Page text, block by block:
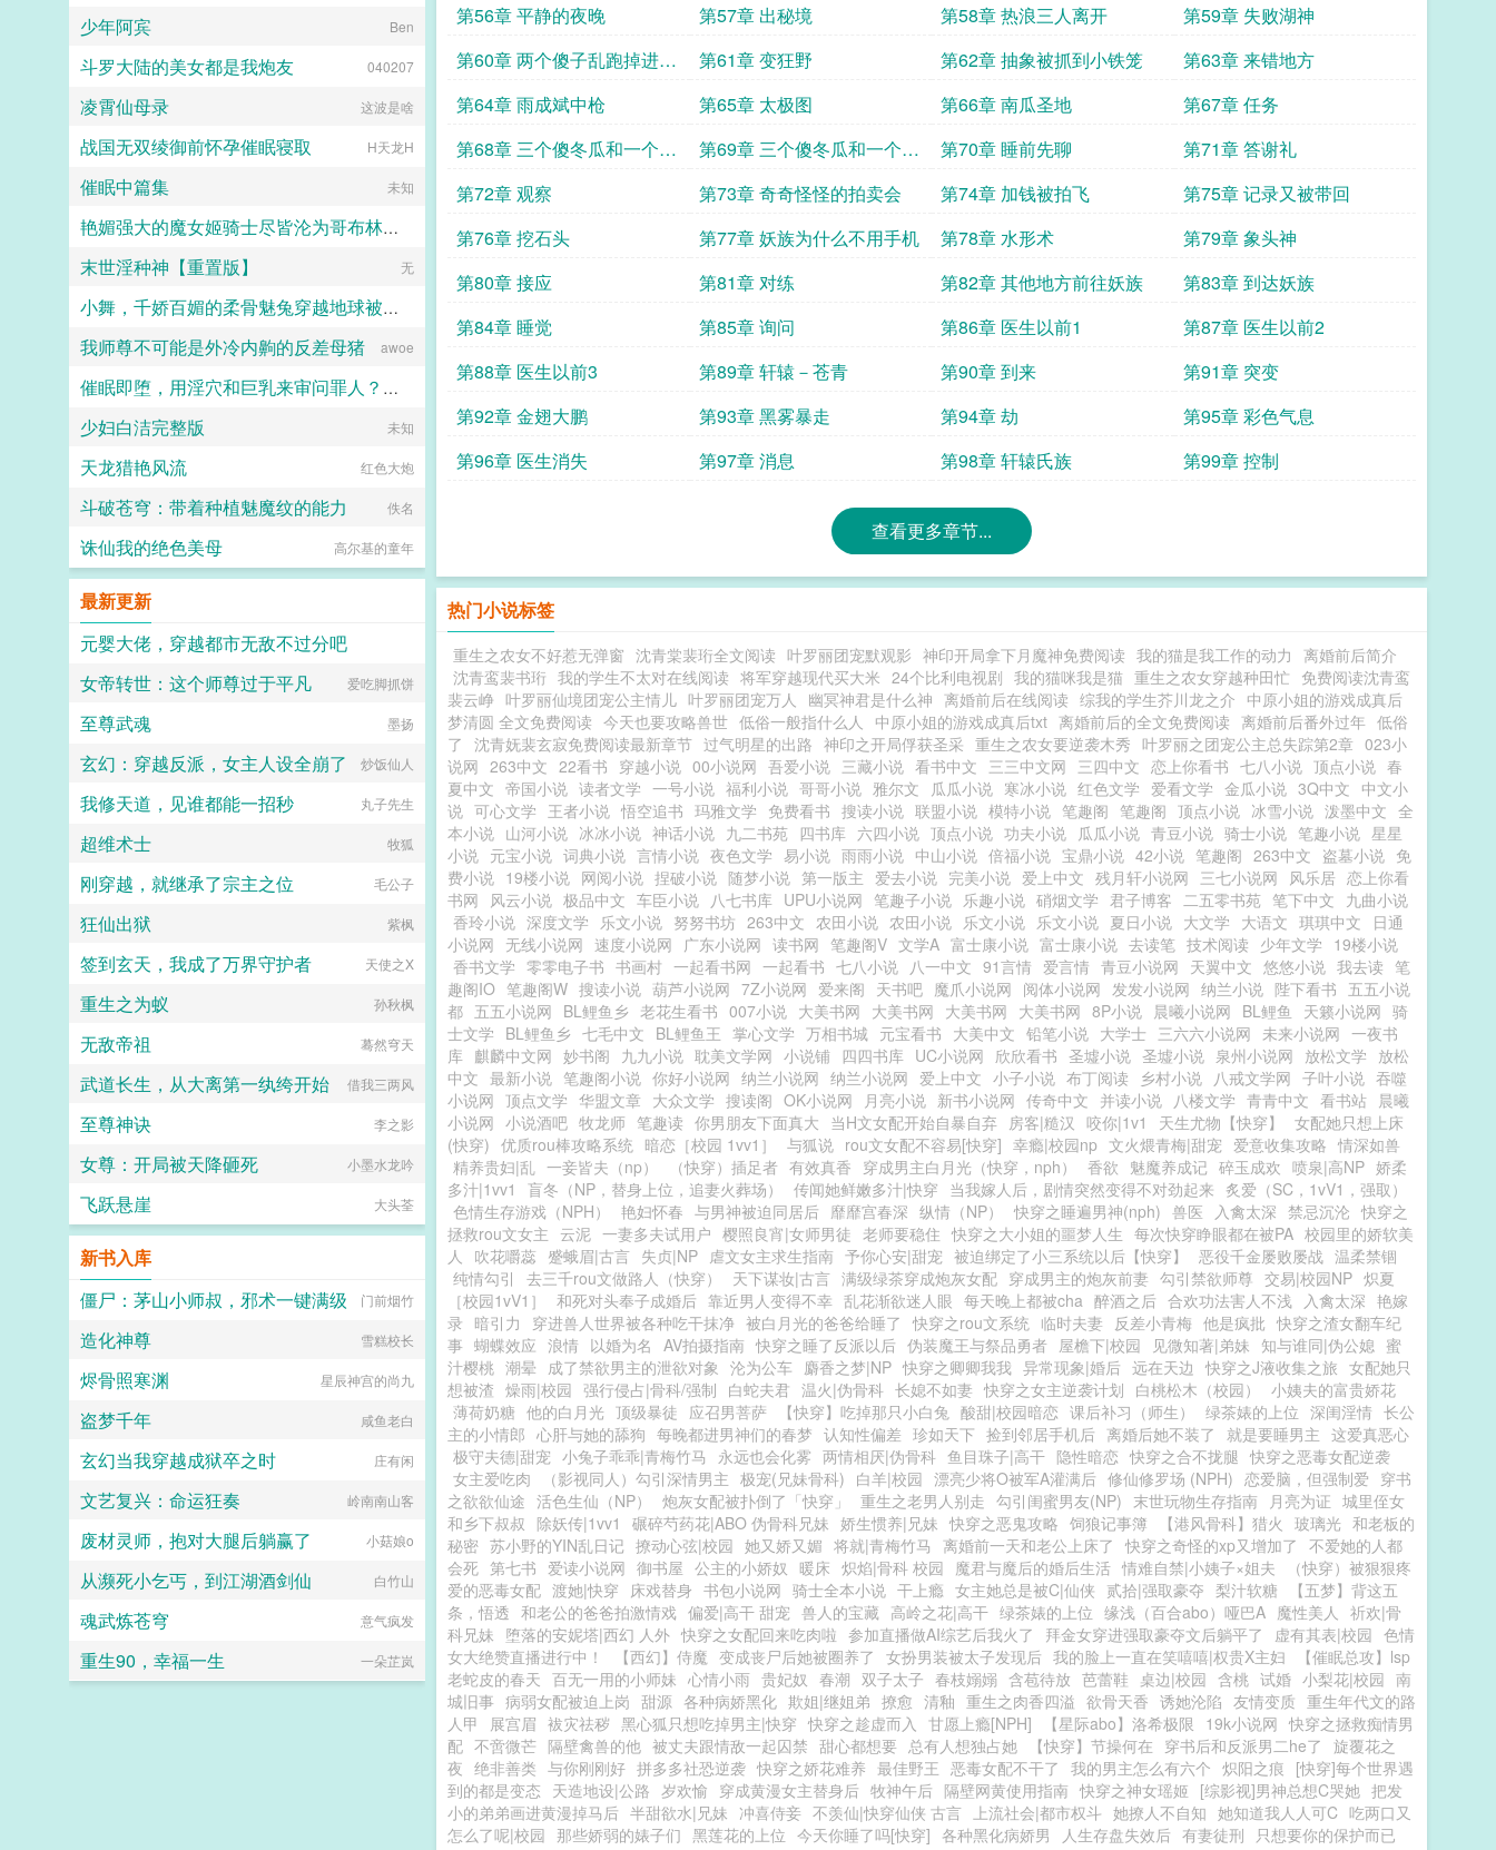
第56章 平静的夜晚
第57章 出秘境 第58章 热浪三人离开
第59章 失败湖神
第60章 两个傻子乱跑掉进洞
里
第61章 变狂野 第62章 抽象被抓到小铁笼
第63章 来错地方
第64章 雨成斌中枪
第65章 太极图 第66章 南瓜圣地
第67章 任务
第68章 三个傻冬瓜和一个大
忽悠1
第69章 三个傻冬瓜和一个大
忽悠2
第70章 睡前先聊
第71章 答谢礼
第72章 观察
第73章 奇奇怪怪的拍卖会 第74章 加钱被拍飞
第75章 记录又被带回
第76章 挖石头
第77章 妖族为什么不用手机 第78章 水形术
第79章 象头神
第80章 接应
第81章 对练 第82章 其他地方前往妖族
第83章 到达妖族
第84章 睡觉
第85章 询问 第86章 医生以前1
第87章 医生以前2
第88章 医生以前3
第89章 轩辕－苍青 第90章 到来
第91章 突变
第92章 金翅大鹏
第93章 黑雾暴走 第94章 劫
第95章 彩色气息
第96章 医生消失
第97章 消息 第98章 轩辕氏族 第99章 控制
查看更多章节...
热门小说标签
重生之农女不好惹无弹窗 沈青棠裴珩全文阅读 叶罗丽团宠默观影 神印开局拿下月魔神免费阅读 我的猫是我工作的动力 离婚前后简介
沈青鸾裴书珩 我的学生不太对在线阅读 将军穿越现代买大米 24个比利电视剧 我的猫咪我是猫 重生之农女穿越种田忙 免费阅读沈青鸾
裴云峥 叶罗丽仙境团宠公主情儿 叶罗丽团宠万人 幽冥神君是什么神 离婚前后在线阅读 综我的学生芥川龙之介 中原小姐的游戏成真后
梦清圆 全文免费阅读 今天也要攻略兽世 低俗一般指什么人 中原小姐的游戏成真后txt 离婚前后的全文免费阅读 离婚前后番外过年 低俗
了 沈青妩裴玄寂免费阅读最新章节 过气明星的出路 神印之开局俘获圣采 重生之农女要逆袭木秀 叶罗丽之团宠公主总失踪第2章 023小
说网 263中文 22看书 穿越小说 00小说网 吾爱小说 三藏小说 看书中文 三三中文网 三四中文 恋上你看书 七八小说 顶点小说 春
夏中文 帝国小说 读者文学 一号小说 福利小说 哥哥小说 雅尔文 瓜瓜小说 寒冰小说 红色文学 爱看文学 金瓜小说 3Q中文 中文小
说 可心文学 王者小说 悟空追书 玛雅文学 免费看书 搜读小说 联盟小说 模特小说 笔趣阁 笔趣阁 顶点小说 冰雪小说 泼墨中文 全
本小说 山河小说 冰冰小说 神话小说 九二书苑 四书库 六四小说 顶点小说 功夫小说 瓜瓜小说 青豆小说 骑士小说 笔趣小说 星星
小说 元宝小说 词典小说 言情小说 夜色文学 易小说 雨雨小说 中山小说 倍福小说 宝鼎小说 42小说 笔趣阁 263中文 盗墓小说 免
费小说 19楼小说 网阅小说 捏破小说 随梦小说 第一版主 爱去小说 完美小说 爱上中文 残月轩小说网 三七小说网 风乐居 恋上你看
书网
风云小说 极品中文 车臣小说 八七书库 UPU小说网 笔趣子小说 乐趣小说 硝烟文学 君子博客 二五零书苑 笔下中文 九曲小说
香玲小说 深度文学 乐文小说 努努书坊 263中文 农田小说 农田小说 乐文小说 乐文小说 夏日小说 大文学 大语文 琪琪中文
日通
小说网 无线小说网 速度小说网 广东小说网 读书网 笔趣阁V 文学A 富士康小说 富士康小说 去读笔 技术阅读 少年文学 19楼小说
香书文学 零零电子书 书画村 一起看书网 一起看书 七八小说 八一中文 91言情 爱言情 青豆小说网 天翼中文 悠悠小说 我去读 笔
趣阁IO 笔趣阁W 搜读小说 葫芦小说网 7Z小说网 爱来阁 天书吧 魔爪小说网 阅体小说网 发发小说网 纳兰小说 陛下看书 五五小说
都 五五小说网 BL鲤鱼乡 老花生看书 007小说 大美书网 大美书网 大美书网 大美书网 8P小说 晨曦小说网 BL鲤鱼 天籁小说网 骑
士文学 BL鲤鱼乡 七毛中文 BL鲤鱼王 掌心文学 万相书城 元宝看书 大美中文 铅笔小说 大学士 三六六小说网 未来小说网 一夜书
库 麒麟中文网 妙书阁 九九小说 耽美文学网 小说铺 四四书库 UC小说网 欣欣看书 圣墟小说 圣墟小说 泉州小说网 放松文学 放松
中文 最新小说 笔趣阁小说 你好小说网 纳兰小说网 纳兰小说网 爱上中文 小子小说 布丁阅读 乡村小说 八戒文学网 子叶小说 吞噬
小说网 顶点文学 华盟文章 大众文学 搜读阁 OK小说网 月亮小说 新书小说网 传奇中文 并读小说 八楼文学 青青中文 看书站 晨曦
小说网 小说酒吧 牧龙师 笔趣读 你男朋友下面真大 当H文女配开始自暴自弃 房客|糙汉 咬你|1v1 天生尤物【快穿】
女配她只想上床
(快穿) 优质rou棒攻略系统 暗恋［校园 1vv1］ 与狐说 rou文女配不容易[快穿] 幸瘾|校园np 文火煨青梅|甜宠 爱意收集攻略 情深如兽
精养贵妇|乱 一妾皆夫（np） （快穿）插足者 有效真香 穿成男主白月光（快穿，nph） 香欲 魅魔养成记 碎玉成欢 喷泉|高NP 娇柔
多汁|1vv1
盲冬（NP，替身上位，追妻火葬场） 传闻她鲜嫩多汁|快穿 当我嫁人后，剧情突然变得不对劲起来 炙爱（SC，1vV1，强取）
色情生存游戏（NPH）
艳妇怀春 与男神被迫同居后 靡靡宫春深 纵情（NP） 快穿之睡遍男神(nph) 兽医 入禽太深 禁忌沉沦 快穿之
拯救rou文女主 云泥 一妻多夫试用户 樱照良宵|女师男徒 老师要稳住 快穿之大小姐的噩梦人生 每次快穿睁眼都在被PA 校园里的娇软美
人
吹花嚼蕊 蹙蛾眉|古言 失贞|NP 虐文女主求生指南 予你心安|甜宠 被迫绑定了小三系统以后【快穿】 恶役千金屡败屡战 温柔禁锢
纯情勾引
去三千rou文做路人（快穿） 天下谋妆|古言 满级绿茶穿成炮灰女配 穿成男主的炮灰前妻 勾引禁欲师尊 交易|校园NP 炽夏
［校园1vV1］
和死对头奉子成婚后 靠近男人变得不幸 乱花渐欲迷人眼 每天晚上都被cha 醉酒之后 合欢功法害人不浅 入禽太深 艳嫁
录 暗引力 穿进兽人世界被各种吃干抹净 被白月光的爸爸给睡了 快穿之rou文系统 临时夫妻 反差小青梅 他是疯批 快穿之渣女翻车纪
事 蝴蝶效应 浪情 以婚为名 AV拍摄指南 快穿之睡了反派以后 伪装魔王与祭品勇者 屋檐下|校园 见微知著|弟妹 知与谁同|伪公媳 蜜
汁樱桃 潮晕 成了禁欲男主的泄欲对象 沦为公车 麝香之梦|NP 快穿之卿卿我我 异常现象|婚后 远在天边 快穿之J液收集之旅 女配她只
想被渣 燥雨|校园 强行侵占|骨科/强制 白蛇夫君 温火|伪骨科 长媳不如妻 快穿之女主逆袭计划 白桃松木（校园）
小姨夫的富贵娇花
薄荷奶糖 他的白月光 顶级暴徒 应召男菩萨 【快穿】吃掉那只小白兔 酸甜|校园暗恋 课后补习（师生） 绿茶婊的上位 深闺淫情 长公
主的小情郎 心肝与她的舔狗 每晚都进男神们的春梦 认知性偏差 珍如天下 捡到邻居手机后 离婚后她不装了 就是要睡男主 这爱真恶心
极守夫德|甜宠 小兔子乖乖|青梅竹马 永远也会化雾 两情相厌|伪骨科 鱼目珠子|高干 隐性暗恋 快穿之合不拢腿 快穿之恶毒女配逆袭
女主爱吃肉
（影视同人）勾引深情男主 极宠(兄妹骨科) 白羊|校园 漂亮少将O被军A灌满后 修仙修罗场 (NPH) 恋爱脑，但强制爱 穿书
之欲欲仙途 活色生仙（NP） 炮灰女配被扑倒了「快穿」 重生之老男人别走 勾引闺蜜男友(NP) 末世玩物生存指南 月亮为证 城里侄女
和乡下叔叔 除妖传|1vv1 碾碎芍药花|ABO 伪骨科兄妹 娇生惯养|兄妹 快穿之恶鬼攻略 饲狼记事簿 【港风骨科】猎火 玻璃光 和老板的
秘密 苏小野的YIN乱日记 撩动心弦|校园 她又娇又媚 将就|青梅竹马 离婚前一天和老公上床了 快穿之奇怪的xp又增加了 不爱她的人都
会死 第七书 爱读小说网 御书屋 公主的小娇奴 暖床 炽焰|骨科 校园 魔君与魔后的婚后生活 情难自禁|小姨子×姐夫
（快穿）被狠狠疼
爱的恶毒女配 渡她|快穿 床戏替身 书包小说网 骑士全本小说 干上瘾 女主她总是被C|仙侠 贰拾|强取豪夺 梨汁软糖
【五梦】背这五
条，悟透 和老公的爸爸拍激情戏 偏爱|高干 甜宠 兽人的宝藏 高岭之花|高干 绿茶婊的上位 缘浅（百合abo）哑巴A 魔性美人 祈欢|骨
科兄妹 堕落的安妮塔|西幻 人外 快穿之女配回来吃肉啦 参加直播做AI综艺后我火了 拜金女穿进强取豪夺文后躺平了 虚有其表|校园 色情
女大绝赞直播进行中！
【西幻】侍魔 变成丧尸后她被圈养了 女扮男装被太子发现后 我的脸上一直在笑嘻嘻|权贵X主妇
【催眠总攻】lsp
老蛇皮的春天 百无一用的小师妹 心情小雨 贵妃奴 春潮 双子太子 春枝嫋嫋 含苞待放 芭蕾鞋 桌边|校园 含桃 试婚 小梨花|校园 南
城旧事 病弱女配被迫上岗 甜源 各种病娇黑化 欺姐|继姐弟 撩愈 清釉 重生之肉香四溢 欲骨天香 诱她沦陷 友情变质 重生年代文的路
人甲
展宫眉 袚灾祛秽 黑心狐只想吃掉男主|快穿 快穿之趁虚而入 甘愿上瘾[NPH] 【星际abo】洛希极限 19k小说网 快穿之拯救痴情男
配 不啻微芒 隔壁禽兽的他 被丈夫跟情敌一起囚禁 甜心都想要 总有人想独占她 【快穿】节操何在 穿书后和反派男二he了 旋覆花之
夜 绝非善类 与你刚刚好 拼多多社恐逆袭 快穿之娇花难养 最佳野王 恶毒女配不干了 我的男主怎么有六个 炽阳之痕 [快穿]每个世界遇
到的都是变态 天造地设|公路 岁欢愉 穿成黄漫女主替身后 牧神午后 隔壁网黄使用指南 快穿之神女瑶姬 [综影视]男神总想C哭她 把发
小的弟弟画进黄漫掉马后 半甜欲水|兄妹 冲喜侍妾 不羡仙|快穿仙侠 古言 上流社会|都市权斗 她撩人不自知 她知道我人人可C 吃两口又
怎么了呢|校园 那些娇弱的婊子们 黑莲花的上位 今天你睡了吗[快穿] 各种黑化病娇男 人生存盘失效后 有妻徒刑
只想要你的保护而已
少年阿宾 Ben
斗罗大陆的美女都是我炮友 040207
凌霄仙母录 这波是啥
战国无双绫御前怀孕催眠寝取 H天龙H
催眠中篇集 未知
艳媚强大的魔女姬骑士尽皆沦为哥布林肉畜??爆乳肥臀雌汁四溅的淫乱终末狂欢
梦雨南兮
末世淫种神【重置版】 无
小舞，千娇百媚的柔骨魅兔穿越地球被巨根正太降服，沦陷小男孩胯下的绝美人妻
雪月樱
我师尊不可能是外冷内齁的反差母猪 awoe
催眠即堕，用淫穴和巨乳来审问罪人？帝国最高贵的公主与女元帅沦为猥琐男爵的便器
天野闪绮星
少妇白洁完整版 未知
天龙猎艳风流 红色大炮
斗破苍穹：带着种植魅魔纹的能力 佚名
诛仙我的绝色美母 高尔基的童年
最新更新
元婴大佬，穿越都市无敌不过分吧
街头卖报人员
女帝转世：这个师尊过于平凡 爱吃脚抓饼
至尊武魂 墨扬
玄幻：穿越反派，女主人设全崩了 炒饭仙人
我修天道，见谁都能一招秒 丸子先生
超维术士 牧狐
刚穿越，就继承了宗主之位 毛公子
狂仙出狱 紫枫
签到玄天，我成了万界守护者 天使之X
重生之为蚁 孙秋枫
无敌帝祖 蓦然穹天
武道长生，从大离第一纨绔开始 借我三两风
至尊神诀 李之影
女尊：开局被天降砸死 小墨水龙吟
飞跃悬崖 大头荃
新书入库
僵尸：茅山小师叔，邪术一键满级
门前烟竹
造化神尊 雪糕校长
烬骨照寒渊 星辰神宫的尚九
盗梦千年 咸鱼老白
玄幻当我穿越成狱卒之时 庄有闲
文艺复兴：命运狂奏 岭南南山客
废材灵师，抱对大腿后躺赢了 小菇娘o
从濒死小乞丐，到江湖酒剑仙 白竹山
魂武炼苍穹 意气疯发
重生90，幸福一生 一朵芷岚